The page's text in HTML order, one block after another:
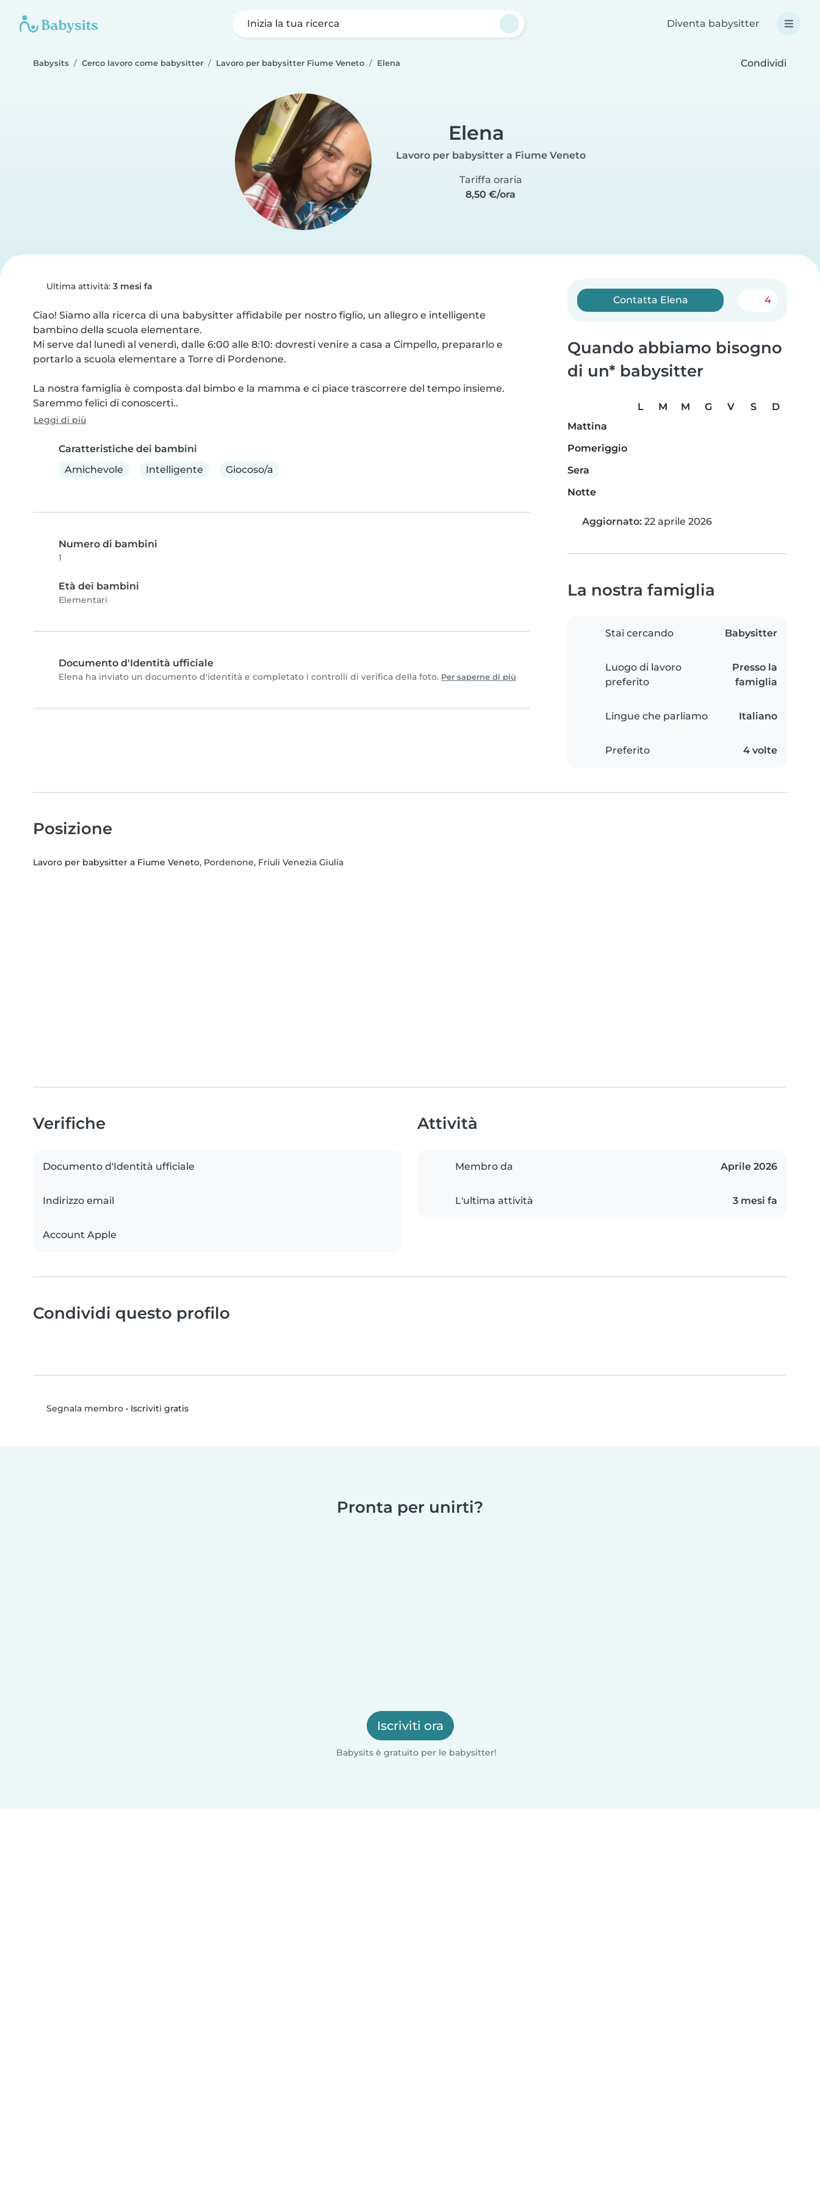
Inizia la tua ricerca Diventa babysitter
Babysits Cerco lavoro come babysitter Lavoro per babysitter Fiume Veneto Elena Condividi
Elena
Lavoro per babysitter a Fiume Veneto
Tariffa oraria
8,50 €/ora
Ultima attività: 3 mesi fa
Ciao! Siamo alla ricerca di una babysitter affidabile per nostro figlio, un allegro e intelligente
bambino della scuola elementare.
Mi serve dal lunedì al venerdì, dalle 6:00 alle 8:10: dovresti venire a casa a Cimpello, prepararlo e
portarlo a scuola elementare a Torre di Pordenone.
La nostra famiglia è composta dal bimbo e la mamma e ci piace trascorrere del tempo insieme.
Saremmo felici di conoscerti..
Leggi di più
Caratteristiche dei bambini
Amichevole
Intelligente Giocoso/a
Numero di bambini
1
Età dei bambini
Elementari
Documento d'Identità ufficiale
Elena ha inviato un documento d'identità e completato i controlli di verifica della foto. Per saperne di più
Contatta Elena 4
Quando abbiamo bisogno
di un* babysitter
L M M G V S
D
Mattina
Pomeriggio
Sera
Notte
Aggiornato: 22 aprile 2026
La nostra famiglia
Stai cercando Babysitter
Luogo di lavoro
preferito
Presso la
famiglia
Lingue che parliamo Italiano
Preferito 4 volte
Posizione
Lavoro per babysitter a Fiume Veneto, Pordenone, Friuli Venezia Giulia
Verifiche
Documento d'Identità ufficiale
Indirizzo email
Account Apple
Attività
Membro da Aprile 2026
L'ultima attività 3 mesi fa
Condividi questo profilo
Segnala membro• Iscriviti gratis
Pronta per unirti?
Iscriviti ora
Babysits è gratuito per le babysitter!